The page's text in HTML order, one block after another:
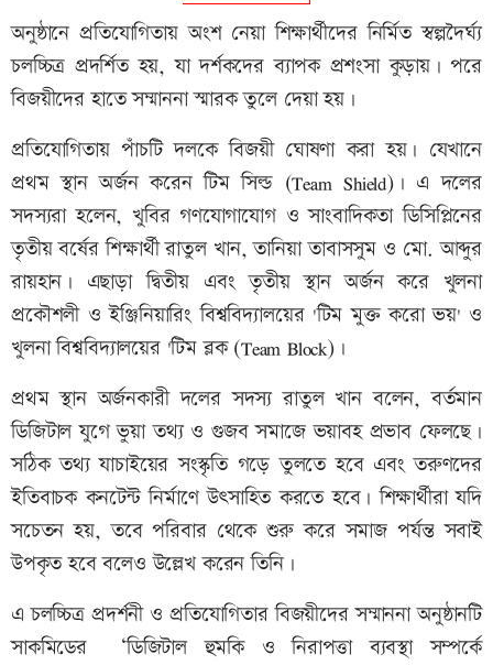
অনুষ্ঠানে প্রতিযোগিতায় অংশ নেয়া শিক্ষার্থীদের নির্মিত স্বল্পদৈর্ঘ্য
চলচ্চিত্র প্রদর্শিত হয়, যা দর্শকদের ব্যাপক প্রশংসা কুড়ায়। পরে
বিজয়ীদের হাতে সম্মাননা স্মারক তুলে দেয়া হয়।
প্রতিযোগিতায় পাঁচটি দলকে বিজয়ী ঘোষণা করা হয়। যেখানে
প্রথম স্থান অর্জন করেন টিম সিল্ড (Team Shield)। এ দলের
সদস্যরা হলেন, খুবির গণযোগাযোগ ও সাংবাদিকতা ডিসিপ্লিনের
তৃতীয় বর্ষের শিক্ষার্থী রাতুল খান, তানিয়া তাবাসসুম ও মো. আব্দুর
রায়হান। এছাড়া দ্বিতীয় এবং তৃতীয় স্থান অর্জন করে খুলনা
প্রকৌশলী ও ইঞ্জিনিয়ারিং বিশ্ববিদ্যালয়ের 'টিম মুক্ত করো ভয়' ও
খুলনা বিশ্ববিদ্যালয়ের 'টিম ব্লক (Team Block)।
প্রথম স্থান অর্জনকারী দলের সদস্য রাতুল খান বলেন, বর্তমান
ডিজিটাল যুগে ভুয়া তথ্য ও গুজব সমাজে ভয়াবহ প্রভাব ফেলছে।
সঠিক তথ্য যাচাইয়ের সংস্কৃতি গড়ে তুলতে হবে এবং তরুণদের
ইতিবাচক কনটেন্ট নির্মাণে উৎসাহিত করতে হবে। শিক্ষার্থীরা যদি
সচেতন হয়, তবে পরিবার থেকে শুরু করে সমাজ পর্যন্ত সবাই
উপকৃত হবে বলেও উল্লেখ করেন তিনি।
এ চলচ্চিত্র প্রদর্শনী ও প্রতিযোগিতার বিজয়ীদের সম্মাননা অনুষ্ঠানটি
সাকমিডের ‘ডিজিটাল হুমকি ও নিরাপত্তা ব্যবস্থা সম্পর্কে